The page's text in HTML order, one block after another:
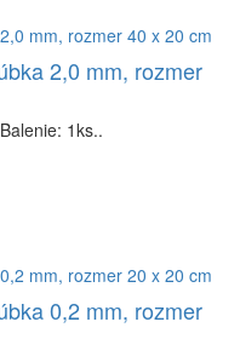
2,0 mm, rozmer
1ks..
0,2 mm, rozmer